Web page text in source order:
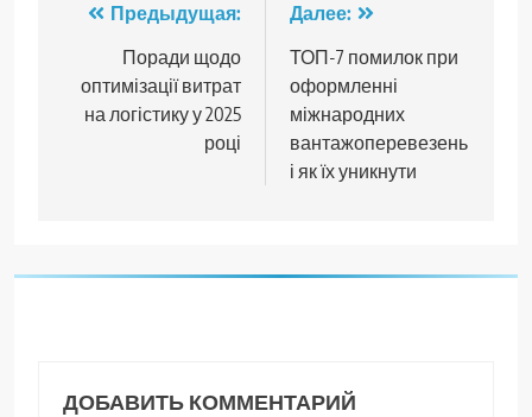
Навигация
записям
Предыдущая:
Поради щодо
оптимізації витрат
на логістику у 2025
році
Далее:
ТОП-7 помилок при
оформленні
міжнародних
вантажоперевезень
і як їх уникнути
ДОБАВИТЬ КОММЕНТАРИЙ